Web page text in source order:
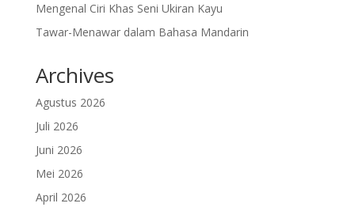
Mengenal Ciri Khas Seni Ukiran Kayu
Tawar-Menawar dalam Bahasa Mandarin
Archives
Agustus 2026
Juli 2026
Juni 2026
Mei 2026
April 2026